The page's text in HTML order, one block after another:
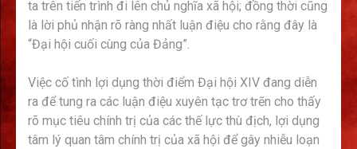
ta trên tiến trình đi lên chủ nghĩa xã hội; đồng thời cũng
là lời phủ nhận rõ ràng nhất luận điệu cho rằng đây là
“Đại hội cuối cùng của Đảng”.
Việc cố tình lợi dụng thời điểm Đại hội XIV đang diễn
ra để tung ra các luận điệu xuyên tạc trơ trẽn cho thấy
rõ mục tiêu chính trị của các thế lực thù địch, lợi dụng
tâm lý quan tâm chính trị của xã hội để gây nhiễu loạn